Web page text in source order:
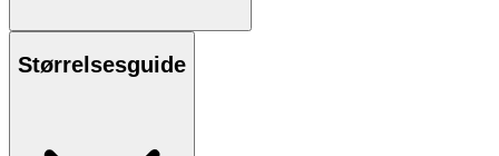
Størrelsesguide